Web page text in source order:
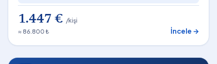
1.447 € /kişi
≈ 86.800 ₺
İncele →